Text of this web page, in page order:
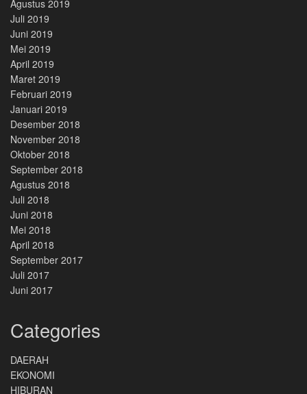
Agustus 2019
Juli 2019
Juni 2019
Mei 2019
April 2019
Maret 2019
Februari 2019
Januari 2019
Desember 2018
November 2018
Oktober 2018
September 2018
Agustus 2018
Juli 2018
Juni 2018
Mei 2018
April 2018
September 2017
Juli 2017
Juni 2017
Categories
DAERAH
EKONOMI
HIBURAN